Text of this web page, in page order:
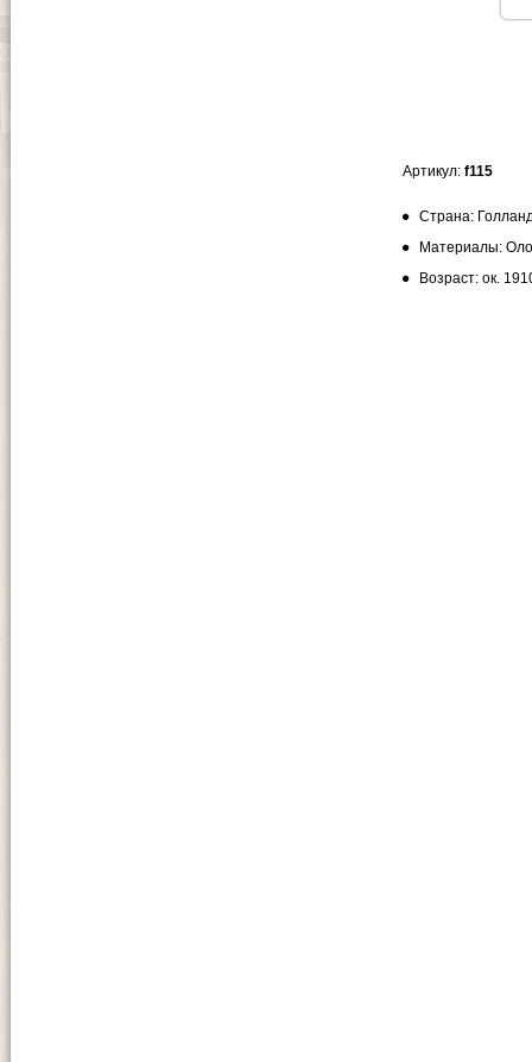
Артикул: f115
Страна:
Материалы:
Возраст: ок.